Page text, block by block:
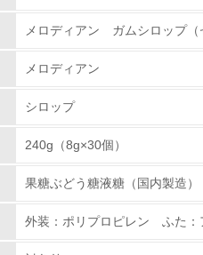
、要請していない場
メロディアン ガムシロップ（
メロディアン
シロップ
240g（8g×30個）
果糖ぶどう糖液糖（国内製造）
外装：ポリプロピレン ふた